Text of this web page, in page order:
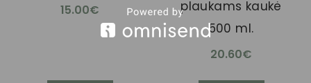
15.00€
plaukams kaukė
500 ml.
20.60€